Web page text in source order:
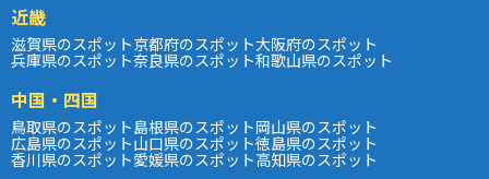
近畿
滋賀県のスポット京都府のスポット大阪府のスポット
兵庫県のスポット奈良県のスポット和歌山県のスポット
中国・四国
鳥取県のスポット島根県のスポット岡山県のスポット
広島県のスポット山口県のスポット徳島県のスポット
香川県のスポット愛媛県のスポット高知県のスポット